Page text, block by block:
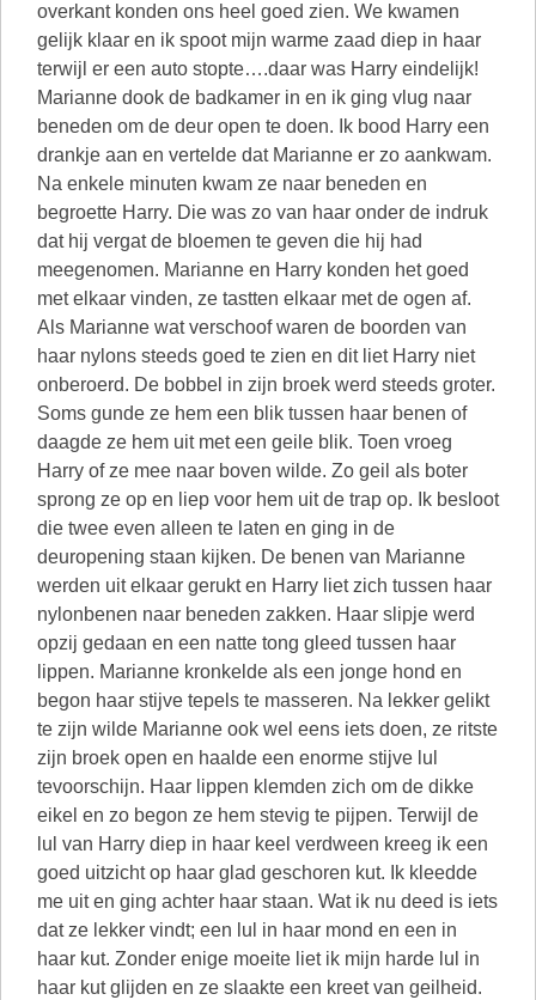
overkant konden ons heel goed zien. We kwamen
gelijk klaar en ik spoot mijn warme zaad diep in haar
terwijl er een auto stopte….daar was Harry eindelijk!
Marianne dook de badkamer in en ik ging vlug naar
beneden om de deur open te doen. Ik bood Harry een
drankje aan en vertelde dat Marianne er zo aankwam.
Na enkele minuten kwam ze naar beneden en
begroette Harry. Die was zo van haar onder de indruk
dat hij vergat de bloemen te geven die hij had
meegenomen. Marianne en Harry konden het goed
met elkaar vinden, ze tastten elkaar met de ogen af.
Als Marianne wat verschoof waren de boorden van
haar nylons steeds goed te zien en dit liet Harry niet
onberoerd. De bobbel in zijn broek werd steeds groter.
Soms gunde ze hem een blik tussen haar benen of
daagde ze hem uit met een geile blik. Toen vroeg
Harry of ze mee naar boven wilde. Zo geil als boter
sprong ze op en liep voor hem uit de trap op. Ik besloot
die twee even alleen te laten en ging in de
deuropening staan kijken. De benen van Marianne
werden uit elkaar gerukt en Harry liet zich tussen haar
nylonbenen naar beneden zakken. Haar slipje werd
opzij gedaan en een natte tong gleed tussen haar
lippen. Marianne kronkelde als een jonge hond en
begon haar stijve tepels te masseren. Na lekker gelikt
te zijn wilde Marianne ook wel eens iets doen, ze ritste
zijn broek open en haalde een enorme stijve lul
tevoorschijn. Haar lippen klemden zich om de dikke
eikel en zo begon ze hem stevig te pijpen. Terwijl de
lul van Harry diep in haar keel verdween kreeg ik een
goed uitzicht op haar glad geschoren kut. Ik kleedde
me uit en ging achter haar staan. Wat ik nu deed is iets
dat ze lekker vindt; een lul in haar mond en een in
haar kut. Zonder enige moeite liet ik mijn harde lul in
haar kut glijden en ze slaakte een kreet van geilheid.